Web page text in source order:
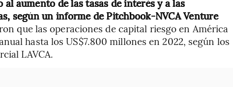
aumento de las tasas de interés y a las
según un informe de Pitchbook-NVCA Venture
que las operaciones de capital riesgo en América
hasta los US$7.800 millones en 2022, según los
LAVCA.